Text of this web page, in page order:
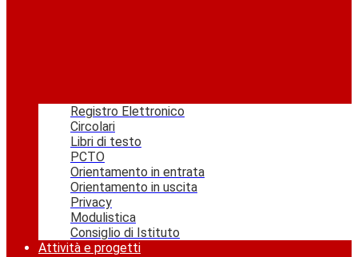
Registro Elettronico
Circolari
Libri di testo
PCTO
Orientamento in entrata
Orientamento in uscita
Privacy
Modulistica
Consiglio di Istituto
Attività e progetti